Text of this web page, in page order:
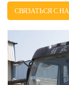
СВЯЗАТЬСЯ С